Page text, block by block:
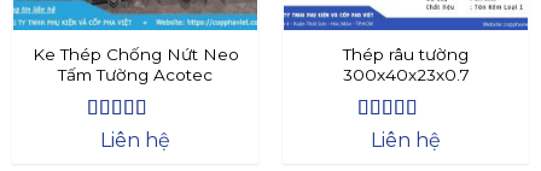
Ke Thép Chống Nứt Neo
Tấm Tường Acotec
Được xếp
Liên hệ
Thép râu tường
300x40x23x0.7
Được xếp
Liên hệ